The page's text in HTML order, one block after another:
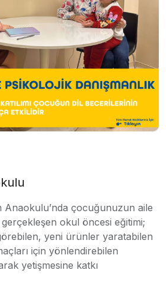
Anaokulu’nda çocuğunuzun aile
okul öncesi eğitimi;
yeni ürünler yaratabilen
için yönlendirebilen
yetişmesine katkı